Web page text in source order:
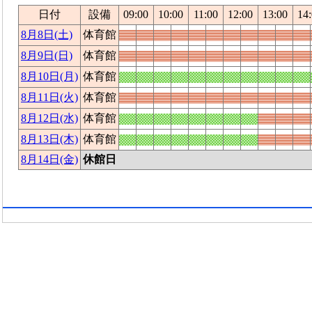
日付
設備 09:00 10:00 11:00 12:00 13:00
8月8日(土)
体育館
8月9日(日)
体育館
8月10日(月) 体育館
8月11日(火) 体育館
8月12日(水) 体育館
8月13日(木) 体育館
8月14日(金) 休館日